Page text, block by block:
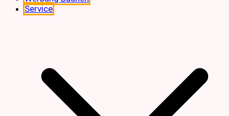
Service